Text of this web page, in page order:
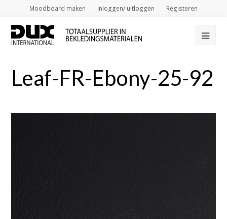
Moodboard maken Inloggen/ uitloggen Registeren
Leaf-FR-Ebony-25-92